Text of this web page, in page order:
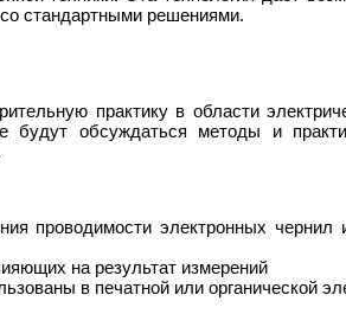
стандартными решениями.
практику в области
будут обсуждаться методы и
проводимости электронных чернил
на результат измерений
в печатной или органической